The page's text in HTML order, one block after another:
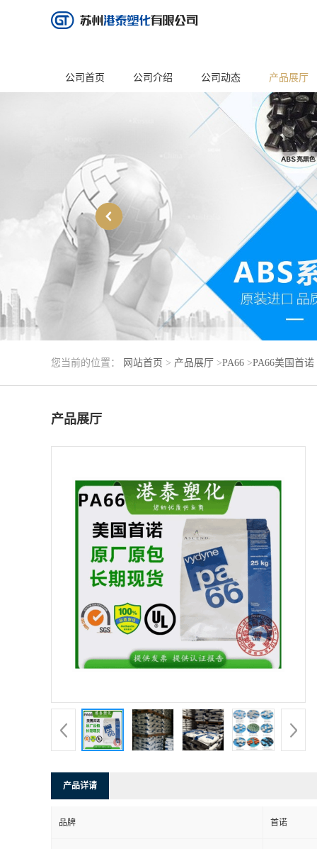
公司首页 公司介绍 公司动态 产品展厅
您当前的位置： 网站首页 > 产品展厅 >PA66 >PA66美国首诺
产品展厅
产品详请
品牌 首诺